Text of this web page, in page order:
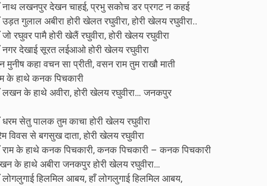
नाथ लखनपुर देखन चाहई, प्रभु सकोच डर प्रगट न कहई
उड़त गुलाल अबीरा होरी खेलत रघुवीरा, होरी खेलय रघुवीरा..
जो रघुवर पामै होरी खेलैं रघुवीरा, होरी खेलय रघुवीरा
नगर देखाई सूरत लईआओ होरी खेलय रघुवीरा
मुनीष कहा वचन सा प्रीती, वसन राम तुम राखौ माती
के हाथे कनक पिचकारी
लखन के हाथे अवीरा, होरी खेलय रघुवीरा… जनकपुर
धरम सेतु पालक तुम काचा होरी खेलय रघुवीरा
विवस से बगसुख दाता, होरी खेलय रघुवीरा
राम के हाथे कनक पिचकारी, कनक पिचकारी – कनक पिचकारी
के हाथे अबीरा जनकपुर होरी खेलय रघुवीरा…
लोगलुगाई हिलमिल आबय, हाँ लोगलुगाई हिलमिल आबय,